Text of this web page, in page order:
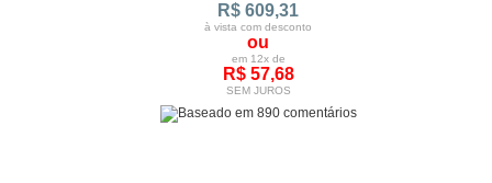
R$ 609,31
à vista com desconto
ou
em 12x de
R$ 57,68
SEM JUROS